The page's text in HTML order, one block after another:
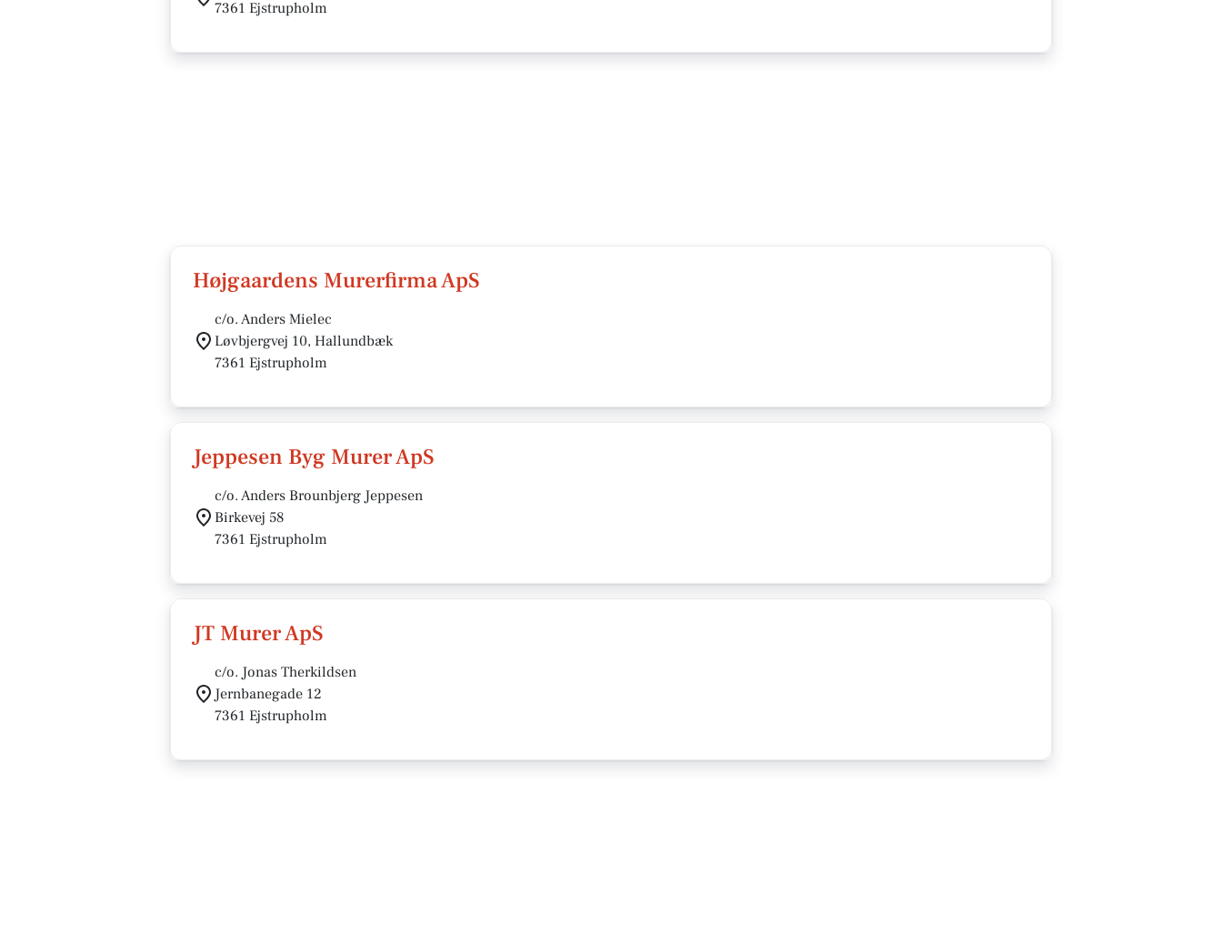
7361 Ejstrupholm
Højgaardens Murerfirma ApS
c/o. Anders Mielec
Løvbjergvej 10, Hallundbæk
7361 Ejstrupholm
Jeppesen Byg Murer ApS
c/o. Anders Brounbjerg Jeppesen
Birkevej 58
7361 Ejstrupholm
JT Murer ApS
c/o. Jonas Therkildsen
Jernbanegade 12
7361 Ejstrupholm